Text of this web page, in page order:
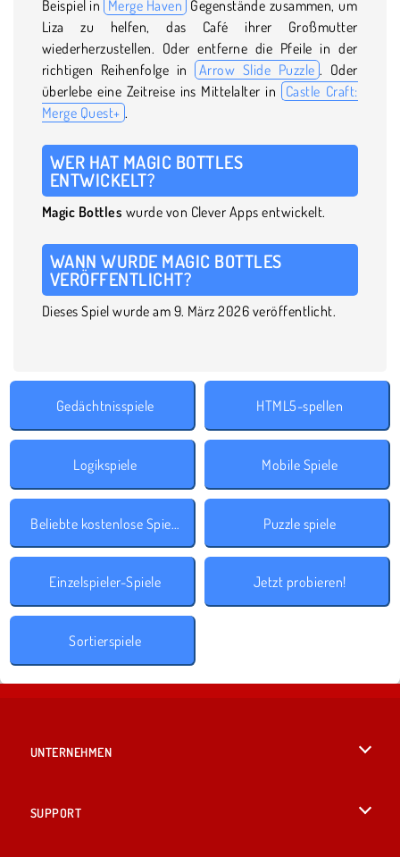
Beispiel in Merge Haven Gegenstände zusammen, um
Liza zu helfen, das Café ihrer Großmutter
wiederherzustellen. Oder entferne die Pfeile in der
richtigen Reihenfolge in
Arrow Slide Puzzle . Oder
überlebe eine Zeitreise ins Mittelalter in
Castle Craft:
Merge Quest+ .
WER HAT MAGIC BOTTLES
ENTWICKELT?
Magic Bottles wurde von Clever Apps entwickelt.
WANN WURDE MAGIC BOTTLES
VERÖFFENTLICHT?
Dieses Spiel wurde am 9. März 2026 veröffentlicht.
Gedächtnisspiele HTML5-spellen
Logikspiele Mobile Spiele
Beliebte kostenlose Spiele Puzzle spiele
Einzelspieler-Spiele Jetzt probieren!
Sortierspiele
UNTERNEHMEN
SUPPORT